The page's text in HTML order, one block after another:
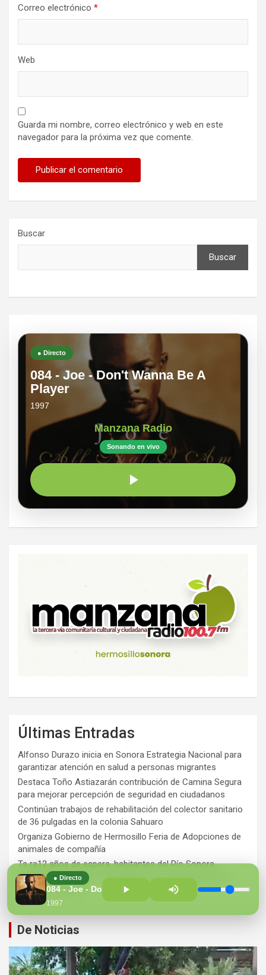
Correo electrónico *
Web
Guarda mi nombre, correo electrónico y web en este
navegador para la próxima vez que comente.
Buscar
Buscar
● Directo
084 - Joe - Don't Wanna Be A
Player
1997
Manzana Radio
Sonando en vivo
● Directo
1997
Últimas Entradas
Alfonso Durazo inicia en Sonora Estrategia Nacional para
garantizar atención en salud a personas migrantes
Destaca Toño Astiazarán contribución de Camina Segura
para mejorar percepción de seguridad en ciudadanos
Continúan trabajos de rehabilitación del colector sanitario
de 36 pulgadas en la colonia Sahuaro
Organiza Gobierno de Hermosillo Feria de Adopciones de
animales de compañía
Ts ra12 años de espera, habitantes del Río Sonora
agradecen a Durazo y Sheinbaum por construcción de
Hospital Regional
De Noticias